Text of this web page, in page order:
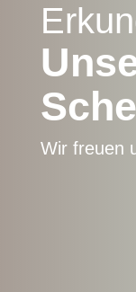
Wir freuen